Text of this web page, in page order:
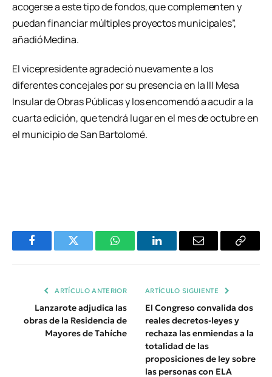
acogerse a este tipo de fondos, que complementen y
puedan financiar múltiples proyectos municipales”,
añadió Medina.
El vicepresidente agradeció nuevamente a los
diferentes concejales por su presencia en la III Mesa
Insular de Obras Públicas y los encomendó a acudir a la
cuarta edición, que tendrá lugar en el mes de octubre en
el municipio de San Bartolomé.
FacebookTwitter WhatsAppLinkedInEmail
Copiar
ARTÍCULO ANTERIOR
Lanzarote adjudica las
obras de la Residencia de
Mayores de Tahíche
ARTÍCULO SIGUIENTE
El Congreso convalida dos
reales decretos-leyes y
rechaza las enmiendas a la
totalidad de las
proposiciones de ley sobre
las personas con ELA